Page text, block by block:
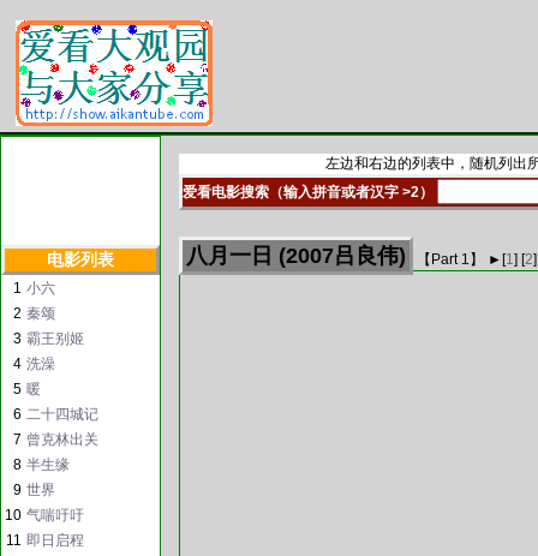
电影列表
1 小六
2 秦颂
3 霸王别姬
4 洗澡
5 暖
6 二十四城记
7 曾克林出关
8 半生缘
9 世界
10 气喘吁吁
11 即日启程
左边和右边的列表中，随机列出
爱看电影搜索（输入拼音或者汉字 >2）
八月一日 (2007吕良伟) 【Part 1 】 ► [1] [2